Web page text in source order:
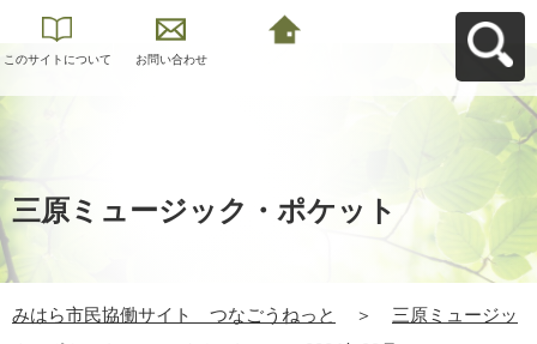
このサイトについて お問い合わせ
三原ミュージック・ポケット
みはら市民協働サイト つなごうねっと ＞
三原ミュージッ